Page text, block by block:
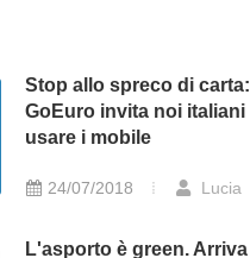
Stop allo spreco di carta:
GoEuro invita noi italiani
usare i mobile
24/07/2018 Lucia
L'asporto è green.